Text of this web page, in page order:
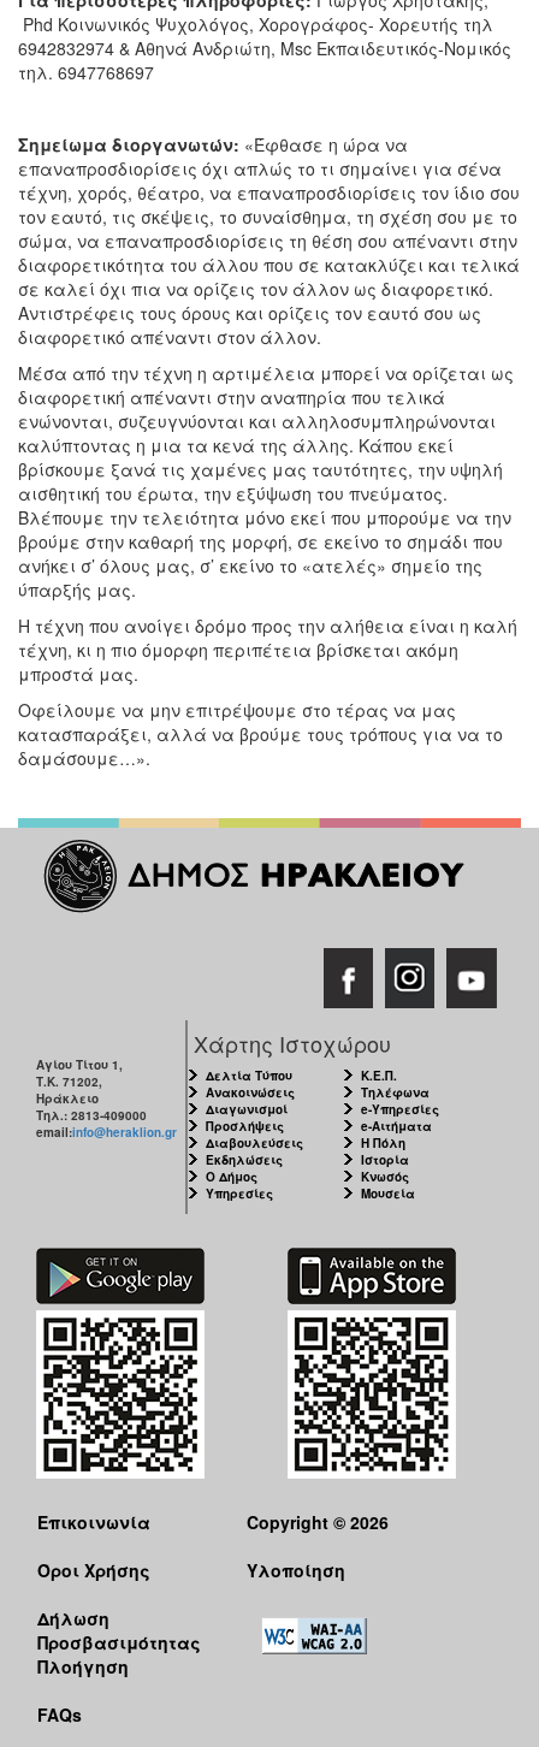
Phd Κοινωνικός Ψυχολόγος, Χορογράφος- Χορευτής τηλ
6942832974 & Αθηνά Ανδριώτη, Msc Εκπαιδευτικός-Νομικός
τηλ. 6947768697
Σημείωμα διοργανωτών: «Έφθασε η ώρα να
επαναπροσδιορίσεις όχι απλώς το τι σημαίνει για σένα
τέχνη, χορός, θέατρο, να επαναπροσδιορίσεις τον ίδιο σου
τον εαυτό, τις σκέψεις, το συναίσθημα, τη σχέση σου με το
σώμα, να επαναπροσδιορίσεις τη θέση σου απέναντι στην
διαφορετικότητα του άλλου που σε κατακλύζει και τελικά
σε καλεί όχι πια να ορίζεις τον άλλον ως διαφορετικό.
Αντιστρέφεις τους όρους και ορίζεις τον εαυτό σου ως
διαφορετικό απέναντι στον άλλον.
Μέσα από την τέχνη η αρτιμέλεια μπορεί να ορίζεται ως
διαφορετική απέναντι στην αναπηρία που τελικά
ενώνονται, συζευγνύονται και αλληλοσυμπληρώνονται
καλύπτοντας η μια τα κενά της άλλης. Κάπου εκεί
βρίσκουμε ξανά τις χαμένες μας ταυτότητες, την υψηλή
αισθητική του έρωτα, την εξύψωση του πνεύματος.
Βλέπουμε την τελειότητα μόνο εκεί που μπορούμε να την
βρούμε στην καθαρή της μορφή, σε εκείνο το σημάδι που
ανήκει σ’ όλους μας, σ’ εκείνο το «ατελές» σημείο της
ύπαρξής μας.
Η τέχνη που ανοίγει δρόμο προς την αλήθεια είναι η καλή
τέχνη, κι η πιο όμορφη περιπέτεια βρίσκεται ακόμη
μπροστά μας.
Οφείλουμε να μην επιτρέψουμε στο τέρας να μας
κατασπαράξει, αλλά να βρούμε τους τρόπους για να το
δαμάσουμε…».
Αγίου Τίτου 1,
Τ.Κ. 71202,
Ηράκλειο
Τηλ.: 2813-409000
email:info@heraklion.gr
Χάρτης Ιστοχώρου
Δελτία Τύπου
Ανακοινώσεις
Διαγωνισμοί
Προσλήψεις
Διαβουλεύσεις
Εκδηλώσεις
Ο Δήμος
Υπηρεσίες
Κ.Ε.Π.
Τηλέφωνα
e-Υπηρεσίες
e-Αιτήματα
Η Πόλη
Ιστορία
Κνωσός
Μουσεία
Επικοινωνία
Όροι Χρήσης
Δήλωση
Προσβασιμότητας
Πλοήγηση
FAQs
Copyright © 2026
Υλοποίηση